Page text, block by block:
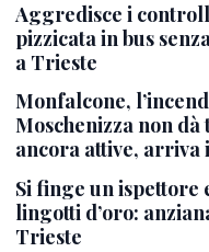
Aggredisce i
pizzicata in bus
a Trieste
Monfalcone,
Moschenizza non
ancora attive, arriva
Si finge un ispettore
lingotti d’oro:
Trieste